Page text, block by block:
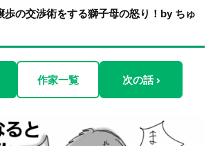
歩の交渉術をする獅子母の怒り！by ちゅ
作家一覧 次の話 ›